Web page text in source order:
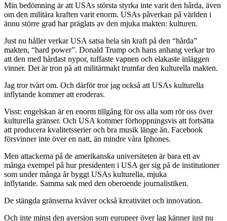
Min bedömning är att USAs största styrka inte varit den hårda, även
om den militära kraften varit enorm. USAs påverkan på världen i
ännu större grad har präglats av den mjuka makten: kulturen.
Just nu håller verkar USA satsa hela sin kraft på den “hårda”
makten, “hard power”. Donald Trump och hans anhang verkar tro
att den med hårdast nypor, tuffaste vapnen och elakaste inläggen
vinner. Det är tron på att militärmakt trumfar den kulturella makten.
Jag tror tvärt om. Och därför tror jag också att USAs kulturella
inflytande kommer att eroderas.
Visst: engelskan är en enorm tillgång för oss alla som rör oss över
kulturella gränser. Och USA kommer förhoppningsvis att fortsätta
att producera kvalitetsserier och bra musik länge än. Facebook
försvinner inte över en natt, än mindre våra Iphones.
Men attackerna på de amerikanska universiteten är bara ett av
många exempel på hur presidenten i USA ger sig på de institutioner
som under många år byggt USAs kulturella, mjuka
inflytande. Samma sak med den oberoende journalistiken.
De stängda gränserna kväver också kreativitet och innovation.
Och inte minst den aversion som europeer över lag känner just nu